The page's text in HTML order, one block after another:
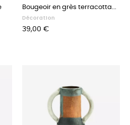
Bougeoir en grès terracotta...
Décoration
Prix
39,00 €